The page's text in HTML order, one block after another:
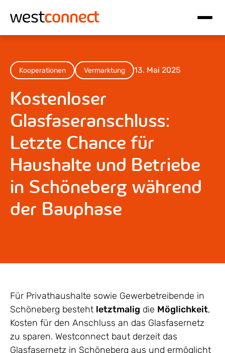
Hauptnavigation
Kooperationen Vermarktung 13. Mai 2025
Kostenloser
Glasfaseranschluss:
Letzte Chance für
Haushalte und Betriebe
in Schöneberg während
der Bauphase
Für Privathaushalte sowie Gewerbetreibende in
Schöneberg besteht letztmalig die Möglichkeit,
Kosten für den Anschluss an das Glasfasernetz
zu sparen. Westconnect baut derzeit das
Glasfasernetz in Schöneberg aus und ermöglicht